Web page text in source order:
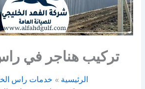
تركيب هناجر في
الرئيسية
خدمات راس